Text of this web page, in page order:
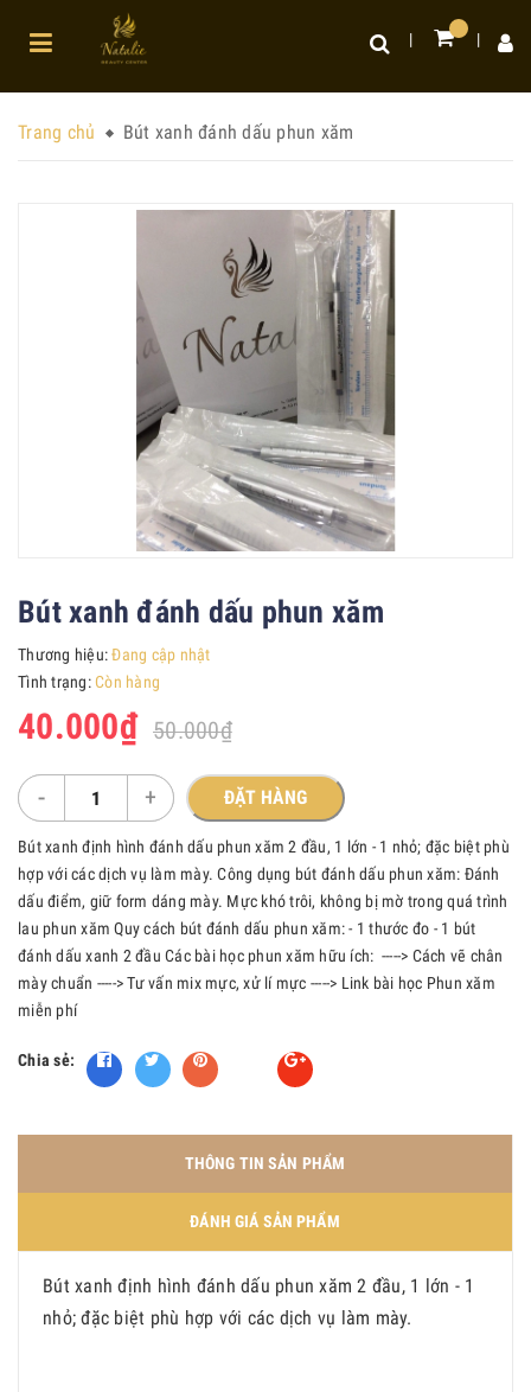
Trang chủ Bút xanh đánh dấu phun xăm
Bút xanh đánh dấu phun xăm
Thương hiệu:Đang cập nhật
Tình trạng:Còn hàng
40.000₫ 50.000₫
- + ĐẶT HÀNG
Bút xanh định hình đánh dấu phun xăm 2 đầu, 1 lớn - 1 nhỏ; đặc biệt phù
hợp với các dịch vụ làm mày. Công dụng bút đánh dấu phun xăm: Đánh
dấu điểm, giữ form dáng mày. Mực khó trôi, không bị mờ trong quá trình
lau phun xăm Quy cách bút đánh dấu phun xăm: - 1 thước đo - 1 bút
đánh dấu xanh 2 đầu Các bài học phun xăm hữu ích: -----> Cách vẽ chân
mày chuẩn -----> Tư vấn mix mực, xử lí mực -----> Link bài học Phun xăm
miễn phí
Chia sẻ:
THÔNG TIN SẢN PHẨM
ĐÁNH GIÁ SẢN PHẨM
Bút xanh định hình đánh dấu phun xăm 2 đầu, 1 lớn - 1
nhỏ; đặc biệt phù hợp với các dịch vụ làm mày.